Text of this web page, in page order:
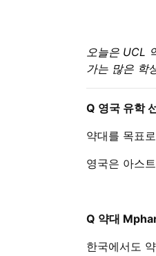
오늘은 UCL
가는 많은 학
Q 영국 유학
약대를 목표
영국은 아스
Q 약대
한국에서도